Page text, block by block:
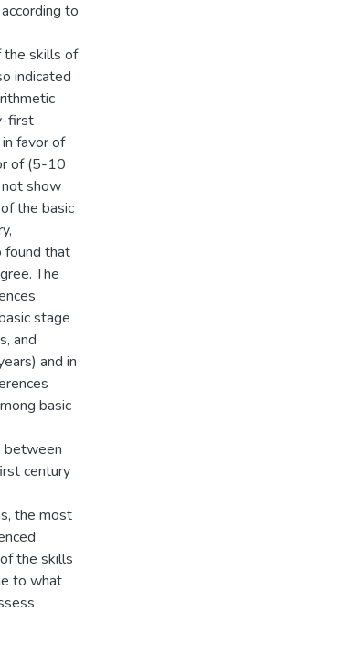
to
the skills of
indicated
first
favor of
of (5-10
show
the basic
found that
The
stage
and
and in
basic
between
century
the most
the skills
to what